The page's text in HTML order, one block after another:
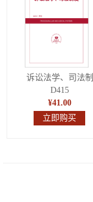
诉讼法学、司法制
D415
¥41.00
立即购买